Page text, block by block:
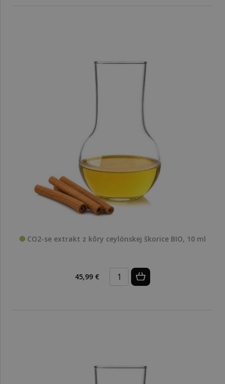
CO2-se extrakt z kôry ceylónskej škorice BIO, 10 ml
45,99 €